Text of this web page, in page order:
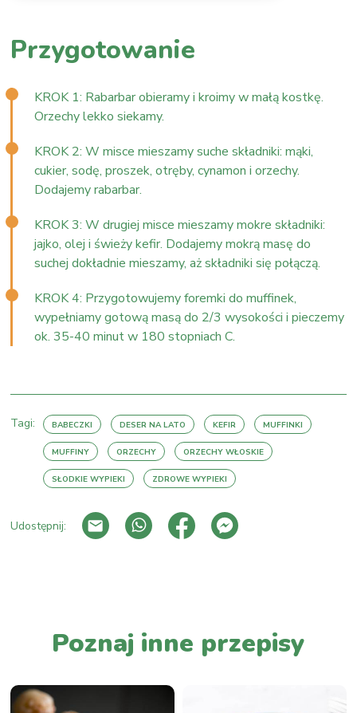
Przygotowanie
KROK 1: Rabarbar obieramy i kroimy w małą kostkę.
Orzechy lekko siekamy.
KROK 2: W misce mieszamy suche składniki: mąki,
cukier, sodę, proszek, otręby, cynamon i orzechy.
Dodajemy rabarbar.
KROK 3: W drugiej misce mieszamy mokre składniki:
jajko, olej i świeży kefir. Dodajemy mokrą masę do
suchej dokładnie mieszamy, aż składniki się połączą.
KROK 4: Przygotowujemy foremki do muffinek,
wypełniamy gotową masą do 2/3 wysokości i pieczemy
ok. 35-40 minut w 180 stopniach C.
Tagi: BABECZKI DESER NA LATO KEFIR MUFFINKI
MUFFINY ORZECHY ORZECHY WŁOSKIE
SŁODKIE WYPIEKI ZDROWE WYPIEKI
Udostępnij:
Poznaj inne przepisy